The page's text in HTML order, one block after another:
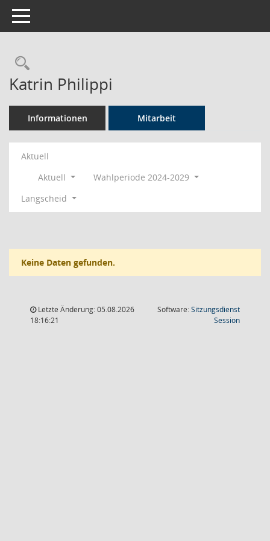
Toggle navigation
Rechercheauswahl
Katrin Philippi
Informationen Mitarbeit
Aktuell
Aktuell
Wahlperiode 2024-2029
Langscheid
Keine Daten gefunden.
Letzte Änderung: 05.08.2026
18:16:21
Software:Sitzungsdienst
Session(Wird in